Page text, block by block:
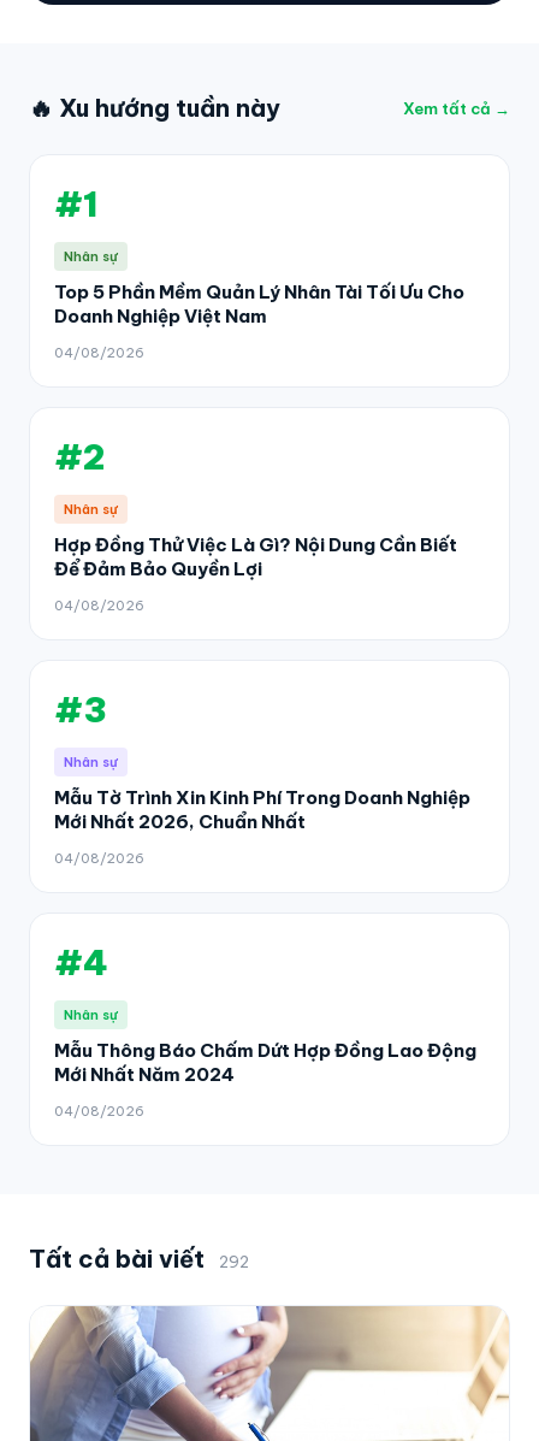
🔥 Xu hướng tuần này Xem tất cả →
#1
Nhân sự
Top 5 Phần Mềm Quản Lý Nhân Tài Tối Ưu Cho
Doanh Nghiệp Việt Nam
04/08/2026
#2
Nhân sự
Hợp Đồng Thử Việc Là Gì? Nội Dung Cần Biết
Để Đảm Bảo Quyền Lợi
04/08/2026
#3
Nhân sự
Mẫu Tờ Trình Xin Kinh Phí Trong Doanh Nghiệp
Mới Nhất 2026, Chuẩn Nhất
04/08/2026
#4
Nhân sự
Mẫu Thông Báo Chấm Dứt Hợp Đồng Lao Động
Mới Nhất Năm 2024
04/08/2026
Tất cả bài viết 292